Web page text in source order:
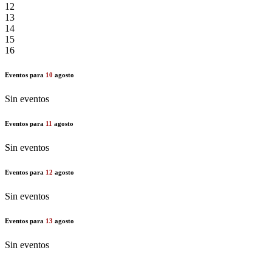
12
13
14
15
16
Eventos para 10 agosto
Sin eventos
Eventos para 11 agosto
Sin eventos
Eventos para 12 agosto
Sin eventos
Eventos para 13 agosto
Sin eventos